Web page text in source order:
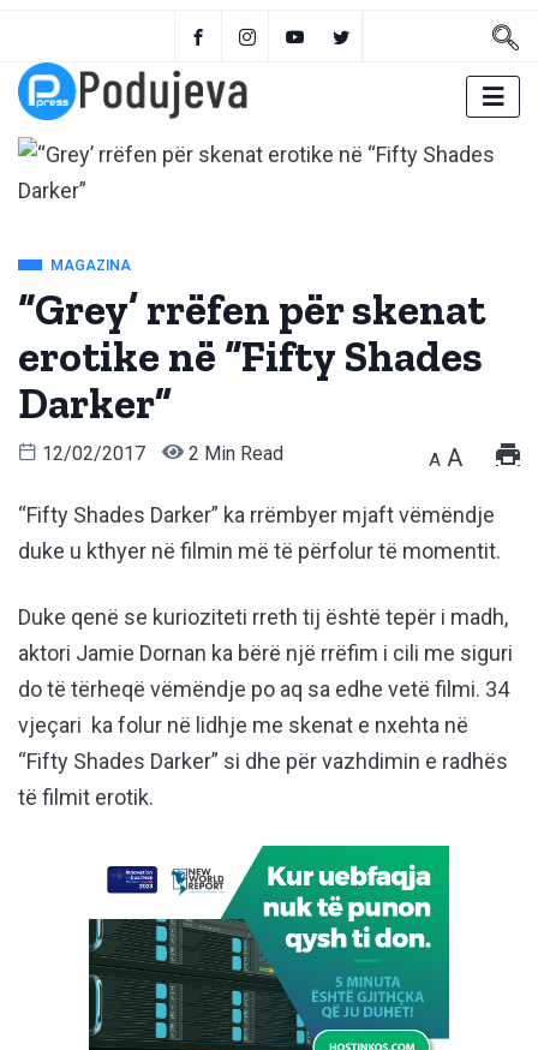
MAGAZINA
“Grey’ rrëfen për skenat
erotike në “Fifty Shades
Darker”
12/02/2017 2 Min Read A A
“Fifty Shades Darker” ka rrëmbyer mjaft vëmëndje
duke u kthyer në filmin më të përfolur të momentit.
Duke qenë se kurioziteti rreth tij është tepër i madh,
aktori Jamie Dornan ka bërë një rrëfim i cili me siguri
do të tërheqë vëmëndje po aq sa edhe vetë filmi. 34
vjeçari ka folur në lidhje me skenat e nxehta në
“Fifty Shades Darker” si dhe për vazhdimin e radhës
të filmit erotik.